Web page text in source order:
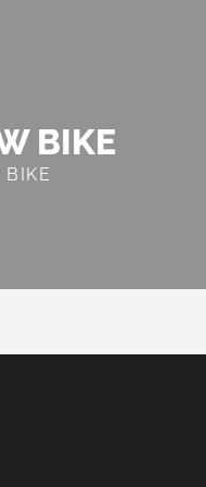
BIKE
BIKE